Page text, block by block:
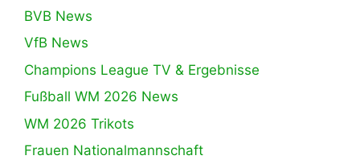
BVB News
VfB News
Champions League TV & Ergebnisse
Fußball WM 2026 News
WM 2026 Trikots
Frauen Nationalmannschaft